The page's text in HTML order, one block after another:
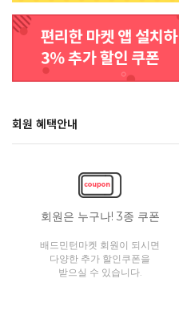
회원 혜택안내
회원은 누구나! 3종 쿠폰
배드민턴마켓 회원이 되시면
다양한 추가 할인쿠폰을
받으실 수 있습니다.